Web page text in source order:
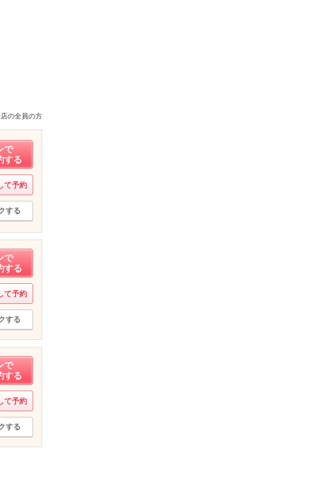
の全員の方
で
する
て予約
する
で
する
て予約
する
で
する
て予約
する